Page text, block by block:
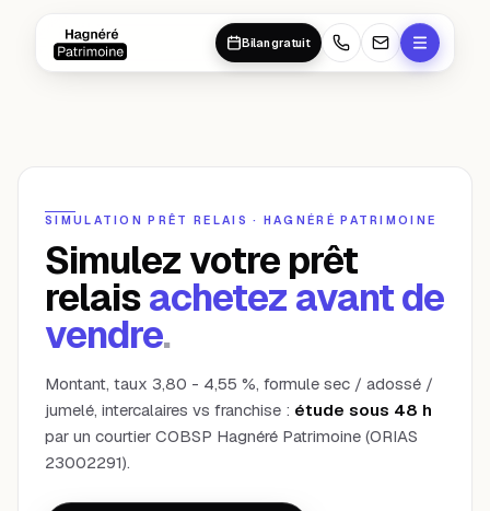
Bilan gratuit
SIMULATION PRÊT RELAIS · HAGNÉRÉ PATRIMOINE
Simulez votre prêt
relaisachetez avant de
vendre.
Montant, taux 3,80 - 4,55 %, formule sec / adossé /
jumelé, intercalaires vs franchise : étude sous 48 h
par un courtier COBSP Hagnéré Patrimoine (ORIAS
23002291).